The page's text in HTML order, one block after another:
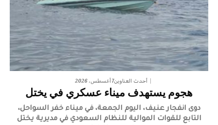
أحدث العناوين7 أغسطس، 2026
هجوم يستهدف ميناء عسكري في يختل
دوى انفجار عنيف، اليوم الجمعة، في ميناء خفر السواحل،
التابع للقوات الموالية للنظام السعودي في مديرية يختل